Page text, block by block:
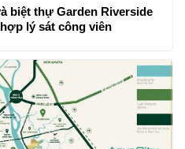
biệt thự Garden Riverside
lý sát công viên